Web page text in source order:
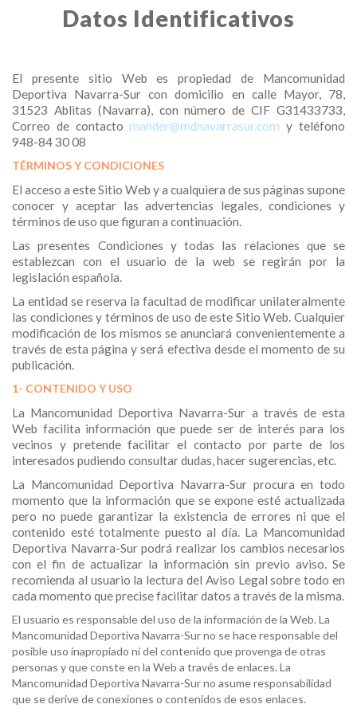
Datos Identificativos
El presente sitio Web es propiedad de Mancomunidad
Deportiva Navarra-Sur con domicilio en calle Mayor, 78,
31523 Ablitas (Navarra), con número de CIF G31433733,
Correo de contacto mander@mdnavarrasur.com y teléfono
948-84 30 08
TÉRMINOS Y CONDICIONES
El acceso a este Sitio Web y a cualquiera de sus páginas supone
conocer y aceptar las advertencias legales, condiciones y
términos de uso que figuran a continuación.
Las presentes Condiciones y todas las relaciones que se
establezcan con el usuario de la web se regirán por la
legislación española.
La entidad se reserva la facultad de modificar unilateralmente
las condiciones y términos de uso de este Sitio Web. Cualquier
modificación de los mismos se anunciará convenientemente a
través de esta página y será efectiva desde el momento de su
publicación.
1- CONTENIDO Y USO
La Mancomunidad Deportiva Navarra-Sur a través de esta
Web facilita información que puede ser de interés para los
vecinos y pretende facilitar el contacto por parte de los
interesados pudiendo consultar dudas, hacer sugerencias, etc.
La Mancomunidad Deportiva Navarra-Sur procura en todo
momento que la información que se expone esté actualizada
pero no puede garantizar la existencia de errores ni que el
contenido esté totalmente puesto al día. La Mancomunidad
Deportiva Navarra-Sur podrá realizar los cambios necesarios
con el fin de actualizar la información sin previo aviso. Se
recomienda al usuario la lectura del Aviso Legal sobre todo en
cada momento que precise facilitar datos a través de la misma.
El usuario es responsable del uso de la información de la Web. La
Mancomunidad Deportiva Navarra-Sur no se hace responsable del
posible uso inapropiado ni del contenido que provenga de otras
personas y que conste en la Web a través de enlaces. La
Mancomunidad Deportiva Navarra-Sur no asume responsabilidad
que se derive de conexiones o contenidos de esos enlaces.